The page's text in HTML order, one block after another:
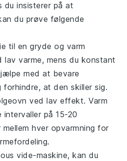
du insisterer på at
du prøve følgende
til en gryde og varm
varme, mens du konstant
med at bevare
forhindre, at den skiller sig.
ved lav effekt. Varm
intervaller på 15-20
hver opvarmning for
vide-maskine, kan du